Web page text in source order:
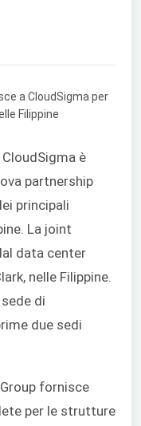
CloudSigma è
partnership
principali
La joint
data center
nelle Filippine.
di
due sedi
fornisce
per le strutture